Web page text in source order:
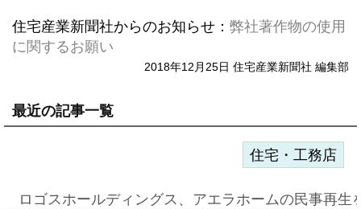
住宅産業新聞社からのお知らせ： 弊社著作物の使用
に関するお願い
2018年12月25日 住宅産業新聞社 編集部
最近の記事一覧
住宅・工務店
ロゴスホールディングス、アエラホームの民事再